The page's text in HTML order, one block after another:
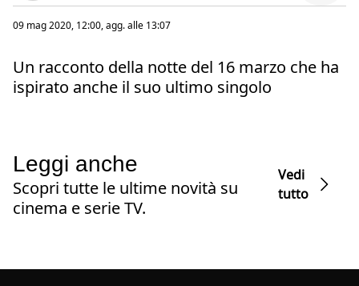
09 mag 2020, 12:00, agg. alle 13:07
Un racconto della notte del 16 marzo che ha
ispirato anche il suo ultimo singolo
Leggi anche
Scopri tutte le ultime novità su
cinema e serie TV.
Vedi
tutto